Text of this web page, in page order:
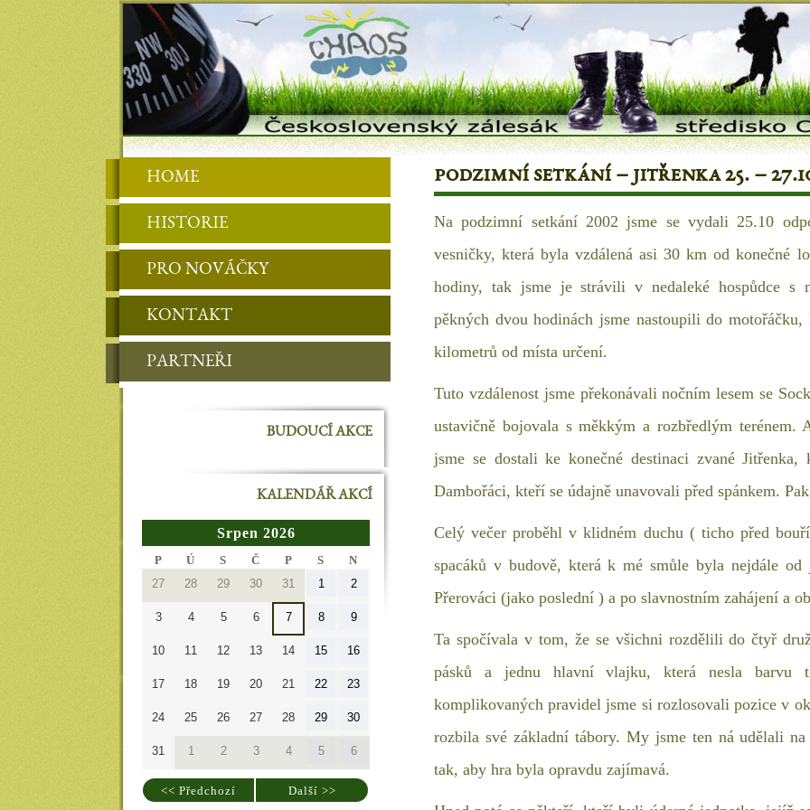
podzimní setkání – jitřenka 25. –
Na podzimní setkání 2002 jsme se vydali 25.10
vesničky, která byla vzdálená asi 30 km od konečné
hodiny, tak jsme je strávili v nedaleké hospůdce s
pěkných dvou hodinách jsme nastoupili do
kilometrů od místa určení.
Tuto vzdálenost jsme překonávali nočním lesem se
ustavičně bojovala s měkkým a rozbředlým terénem.
jsme se dostali ke konečné destinaci zvané
Dambořáci, kteří se údajně unavovali před spánkem.
Celý večer proběhl v klidném duchu ( ticho před
spacáků v budově, která k mé smůle byla nejdále
Přerováci (jako poslední ) a po slavnostním zahájení a
Ta spočívala v tom, že se všichni rozdělili do čtyř
pásků a jednu hlavní vlajku, která nesla barvu
komplikovaných pravidel jsme si rozlosovali pozice v
rozbila své základní tábory. My jsme ten ná udělali
tak, aby hra byla opravdu zajímavá.
HOME
HISTORIE
PRO NOVÁČKY
KONTAKT
PARTNEŘI
BUDOUCÍ AKCE
KALENDÁŘ AKCÍ
Srpen 2026
PPONDĚLÍ
Ú ÚTERÝ
S STŘEDA
Č ČTVRTEK
PPÁTEK
S SOBOTA
N
27 27.7.2026
28 28.7.2026
29 29.7.2026
30 30.7.2026
31 31.7.2026
1 1.8.2026
2
3 3.8.2026
4 4.8.2026
5 5.8.2026
6 6.8.2026
7 7.8.2026
8 8.8.2026
9
10 10.8.2026
11 11.8.2026
12 12.8.2026
13 13.8.2026
14 14.8.2026
15 15.8.2026
16
17 17.8.2026
18 18.8.2026
19 19.8.2026
20 20.8.2026
21 21.8.2026
22 22.8.2026
23
24 24.8.2026
25 25.8.2026
26 26.8.2026
27 27.8.2026
28 28.8.2026
29 29.8.2026
30
31 31.8.2026
1 1.9.2026
2 2.9.2026
3 3.9.2026
4 4.9.2026
5 5.9.2026
6
<< Předchozí Další >>